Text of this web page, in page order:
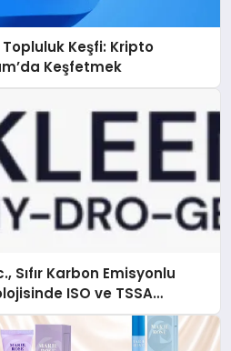
Keşfi: Kripto
Keşfetmek
Sıfır Karbon Emisyonlu
ISO ve TSSA
Aldı